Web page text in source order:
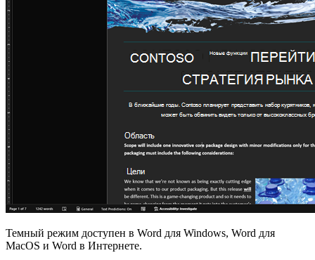
Темный режим доступен в Word для Windows, Word для
MacOS и Word в Интернете.